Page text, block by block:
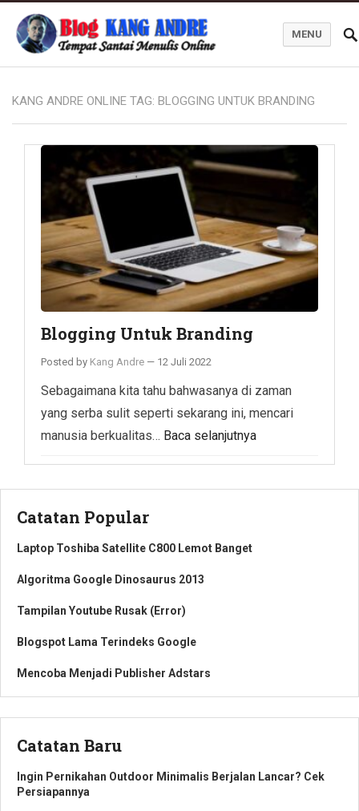
Kang Andre Online
MENU
KANG ANDRE ONLINE TAG: BLOGGING UNTUK BRANDING
Blogging Untuk Branding
Posted by Kang Andre — 12 Juli 2022
Sebagaimana kita tahu bahwasanya di zaman
yang serba sulit seperti sekarang ini, mencari
manusia berkualitas… Baca selanjutnya
Catatan Popular
Laptop Toshiba Satellite C800 Lemot Banget
Algoritma Google Dinosaurus 2013
Tampilan Youtube Rusak (Error)
Blogspot Lama Terindeks Google
Mencoba Menjadi Publisher Adstars
Catatan Baru
Ingin Pernikahan Outdoor Minimalis Berjalan Lancar? Cek
Persiapannya